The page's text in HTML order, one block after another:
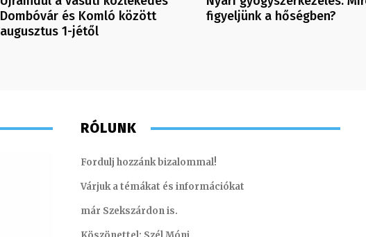
Dombóvár és Komló között
augusztus 1-jétől
figyeljünk a hőségben?
RÓLUNK
Fordulj hozzánk bizalommal!
Várjuk a témákat és információkat
már Szekszárdon is.